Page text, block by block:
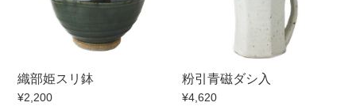
織部姫スリ鉢
¥2,200
粉引青磁ダシ入
¥4,620